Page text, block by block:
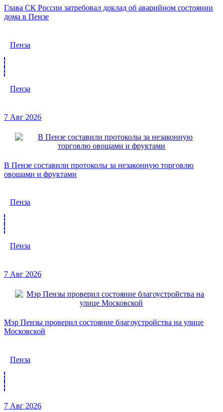
Глава СК России затребовал доклад об аварийном состоянии
дома в Пензе
Пенза
Пенза
7 Авг 2026
В Пензе составили протоколы за незаконную торговлю
овощами и фруктами
Пенза
Пенза
7 Авг 2026
Мэр Пензы проверил состояние благоустройства на улице
Московской
Пенза
7 Авг 2026